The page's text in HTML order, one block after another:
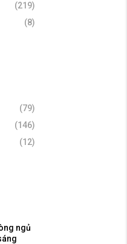
(219)
(8)
(79)
(146)
(12)
ngủ